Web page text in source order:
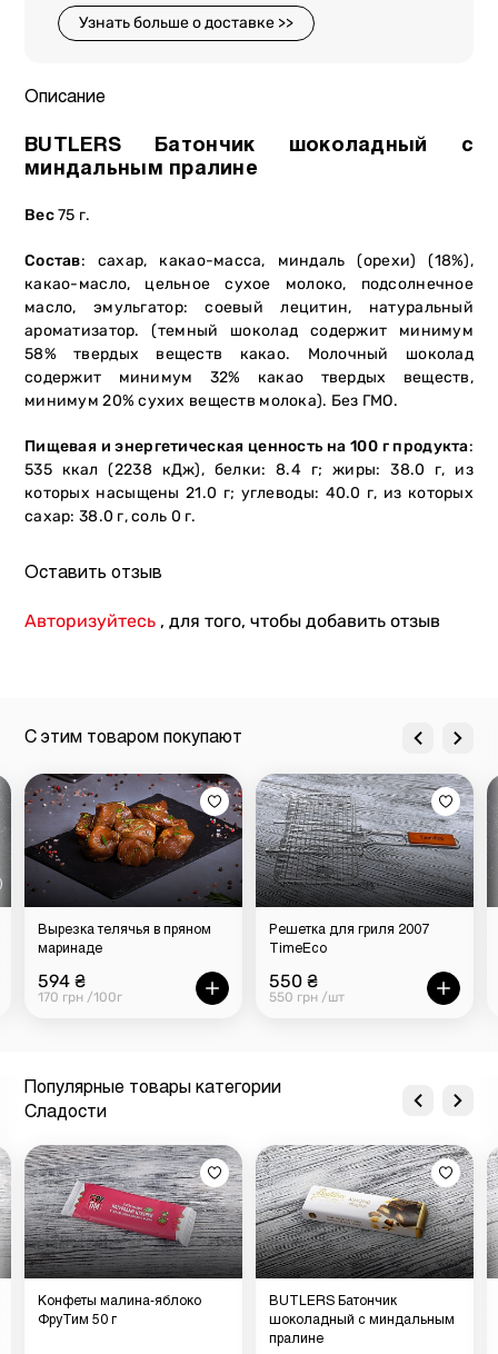
Узнать больше о доставке >>
Описание
BUTLERS Батончик шоколадный с
миндальным пралине
Вес75 г.
Состав: сахар, какао-масса, миндаль (орехи) (18%),
какао-масло, цельное сухое молоко, подсолнечное
масло, эмульгатор: соевый лецитин, натуральный
ароматизатор. (темный шоколад содержит минимум
58% твердых веществ какао. Молочный шоколад
содержит минимум 32% какао твердых веществ,
минимум 20% сухих веществ молока). Без ГМО.
Пищевая и энергетическая ценность на 100 г продукта:
535 ккал (2238 кДж), белки: 8.4 г; жиры: 38.0 г, из
которых насыщены 21.0 г; углеводы: 40.0 г, из которых
сахар: 38.0 г, соль 0 г.
Оставить отзыв
Авторизуйтесь , для того, чтобы добавить отзыв
С этим товаром покупают
Вырезка телячья в пряном
маринаде
594 ₴
170 грн /100г
Решетка для гриля 2007
TimeEco
550 ₴
550 грн /шт
Популярные товары категории
Сладости
Конфеты малина-яблоко
ФруТим 50 г
BUTLERS Батончик
шоколадный с миндальным
пралине